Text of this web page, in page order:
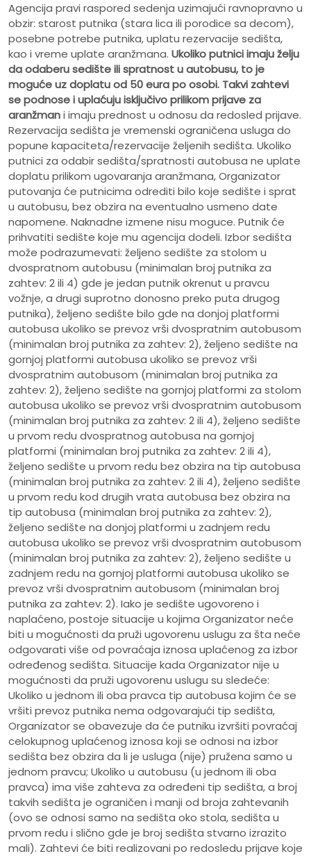
Agencija pravi raspored sedenja uzimajući ravnopravno u
obzir: starost putnika (stara lica ili porodice sa decom),
posebne potrebe putnika, uplatu rezervacije sedišta,
kao i vreme uplate aranžmana. Ukoliko putnici imaju želju
da odaberu sedište ili spratnost u autobusu, to je
moguće uz doplatu od 50 eura po osobi. Takvi zahtevi
se podnose i uplaćuju isključivo prilikom prijave za
aranžmani imaju prednost u odnosu da redosled prijave.
Rezervacija sedišta je vremenski ograničena usluga do
popune kapaciteta/rezervacije željenih sedišta. Ukoliko
putnici za odabir sedišta/spratnosti autobusa ne uplate
doplatu prilikom ugovaranja aranžmana, Organizator
putovanja će putnicima odrediti bilo koje sedište i sprat
u autobusu, bez obzira na eventualno usmeno date
napomene. Naknadne izmene nisu moguce. Putnik će
prihvatiti sedište koje mu agencija dodeli. Izbor sedišta
može podrazumevati: željeno sedište za stolom u
dvospratnom autobusu (minimalan broj putnika za
zahtev: 2 ili 4) gde je jedan putnik okrenut u pravcu
vožnje, a drugi suprotno donosno preko puta drugog
putnika), željeno sedište bilo gde na donjoj platformi
autobusa ukoliko se prevoz vrši dvospratnim autobusom
(minimalan broj putnika za zahtev: 2), željeno sedište na
gornjoj platformi autobusa ukoliko se prevoz vrši
dvospratnim autobusom (minimalan broj putnika za
zahtev: 2), željeno sedište na gornjoj platformi za stolom
autobusa ukoliko se prevoz vrši dvospratnim autobusom
(minimalan broj putnika za zahtev: 2 ili 4), željeno sedište
u prvom redu dvospratnog autobusa na gornjoj
platformi (minimalan broj putnika za zahtev: 2 ili 4),
željeno sedište u prvom redu bez obzira na tip autobusa
(minimalan broj putnika za zahtev: 2 ili 4), željeno sedište
u prvom redu kod drugih vrata autobusa bez obzira na
tip autobusa (minimalan broj putnika za zahtev: 2),
željeno sedište na donjoj platformi u zadnjem redu
autobusa ukoliko se prevoz vrši dvospratnim autobusom
(minimalan broj putnika za zahtev: 2), željeno sedište u
zadnjem redu na gornjoj platformi autobusa ukoliko se
prevoz vrši dvospratnim autobusom (minimalan broj
putnika za zahtev: 2). Iako je sedište ugovoreno i
naplaćeno, postoje situacije u kojima Organizator neće
biti u mogućnosti da pruži ugovorenu uslugu za šta neće
odgovarati više od povraćaja iznosa uplaćenog za izbor
određenog sedišta. Situacije kada Organizator nije u
mogućnosti da pruži ugovorenu uslugu su sledeće:
Ukoliko u jednom ili oba pravca tip autobusa kojim će se
vršiti prevoz putnika nema odgovarajući tip sedišta,
Organizator se obavezuje da će putniku izvršiti povraćaj
celokupnog uplaćenog iznosa koji se odnosi na izbor
sedišta bez obzira da li je usluga (nije) pružena samo u
jednom pravcu; Ukoliko u autobusu (u jednom ili oba
pravca) ima više zahteva za određeni tip sedišta, a broj
takvih sedišta je ograničen i manji od broja zahtevanih
(ovo se odnosi samo na sedišta oko stola, sedišta u
prvom redu i slično gde je broj sedišta stvarno izrazito
mali). Zahtevi će biti realizovani po redosledu prijave koje